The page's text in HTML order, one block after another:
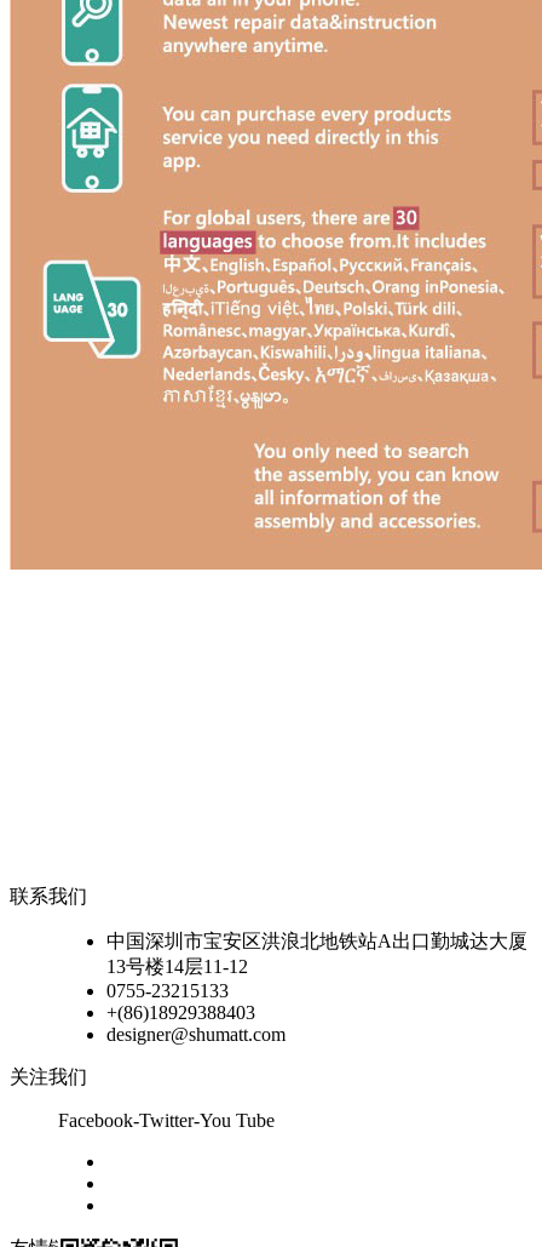
联系我们
中国深圳市宝安区洪浪北地铁站A出口勤城达大厦
13号楼14层11-12
0755-23215133
+(86)18929388403
designer@shumatt.com
关注我们
Facebook-Twitter-You Tube